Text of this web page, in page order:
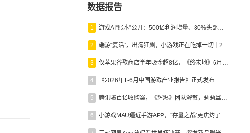
数据报告
1 游戏AI“账本”公开：500亿利润增量、80%头部入局，谁在闷声发财？
2 端游“复活”，出海狂飙，小游戏正在吃掉一切｜2026上半年产业报告
3 仅苹果谷歌商店半年吸金超8亿，《终末地》6月份收入显著回暖
4 《2026年1-6月中国游戏产业报告》正式发布
5 腾讯曝百亿收购案，《辉烬》团队解散，莉莉丝新作曝光｜陀螺周报
6 小游戏MAU逼近手游APP，“存量之战”更焦灼了